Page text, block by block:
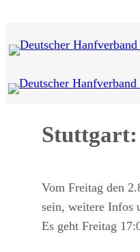
springen
Stuttgart:
Vom Freitag den
sein, weitere Infos
Es geht Freitag